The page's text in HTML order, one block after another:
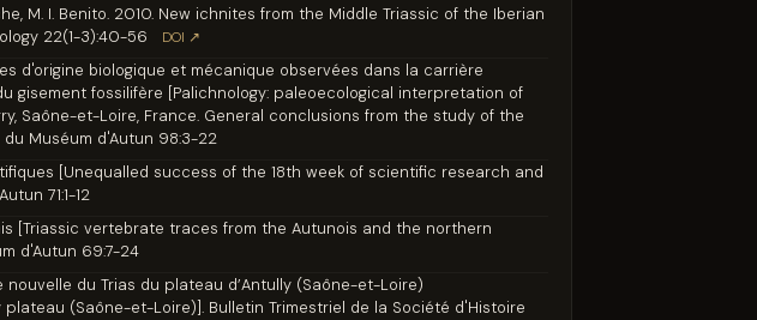
M. I. Benito. 2010. New ichnites from the Middle Triassic of the Iberian
22(1-3):40-56
DOI ↗
d'origine biologique et mécanique observées dans la carrière
gisement fossilifère [Palichnology: paleoecological interpretation of
Saône-et-Loire, France. General conclusions from the study of the
Muséum d'Autun 98:3-22
[Unequalled success of the 18th week of scientific research and
71:1-12
[Triassic vertebrate traces from the Autunois and the northern
d'Autun 69:7-24
du Trias du plateau d’Antully (Saône-et-Loire)
(Saône-et-Loire)]. Bulletin Trimestriel de la Société d'Histoire